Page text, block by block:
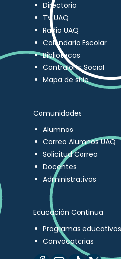
Directorio
TV UAQ
Radio UAQ
Calendario Escolar
Bibliotecas
Contraloría Social
Mapa de sitio
Comunidades
Alumnos
Correo Alumnos UAQ
Solicitud Correo
Docentes
Administrativos
Educación Continua
Programas educativos
Convocatorias